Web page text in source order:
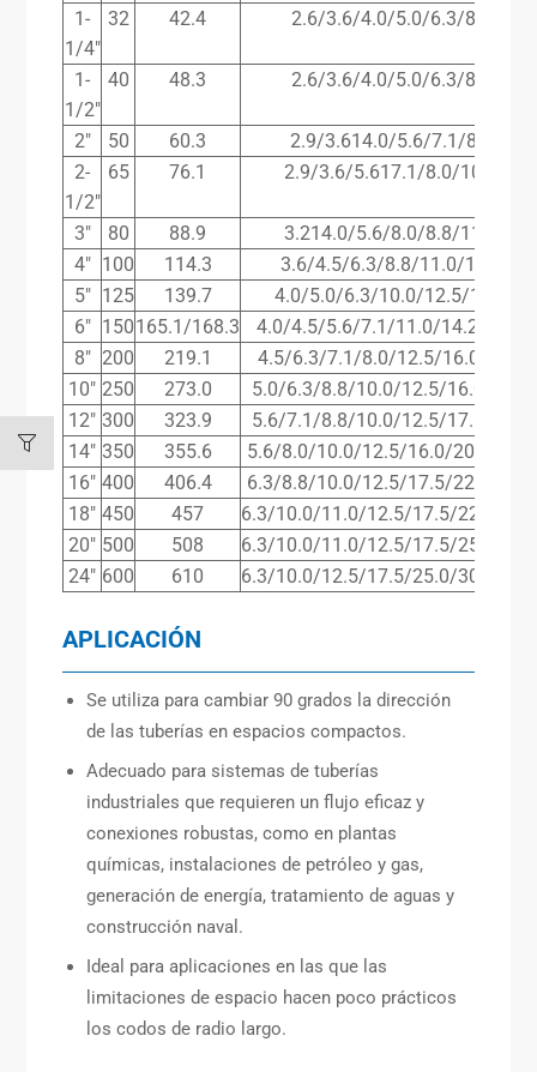
1-
1/4″
32 42.4 2.6/3.6/4.0/5.0/6.3/8.0/10.0
1-
1/2″
40 48.3 2.6/3.6/4.0/5.0/6.3/8.0/10.0
2″ 50 60.3
2.9/3.614.0/5.6/7.1/8.8/11.0
2-
1/2″
65 76.1 2.9/3.6/5.617.1/8.0/10.0/
3″ 80 88.9
3.214.0/5.6/8.0/8.8/11.0/
4″ 100 114.3
3.6/4.5/6.3/8.8/11.0/14.2/
5″ 125 139.7
4.0/5.0/6.3/10.0/12.5/16.0/
6″ 150165.1/168.3
4.0/4.5/5.6/7.1/11.0/14.2/
8″ 200 219.1
4.5/6.3/7.1/8.0/12.5/16.0/17.5/
10″ 250 273.0
5.0/6.3/8.8/10.0/12.5/16.0/
12″ 300 323.9
5.6/7.1/8.8/10.0/12.5/17.5/
14″ 350 355.6
5.6/8.0/10.0/12.5/16.0/20.0/
16″ 400 406.4
6.3/8.8/10.0/12.5/17.5/22.2/
18″ 450 457
6.3/10.0/11.0/12.5/17.5/22.2/
20″ 500 508
6.3/10.0/11.0/12.5/17.5/25.0/
24″ 600 610 6.3/10.0/12.5/17.5/25.0/30.0/
APLICACIÓN
Se utiliza para cambiar 90 grados la dirección
de las tuberías en espacios compactos.
Adecuado para sistemas de tuberías
industriales que requieren un flujo eficaz y
conexiones robustas, como en plantas
químicas, instalaciones de petróleo y gas,
generación de energía, tratamiento de aguas y
construcción naval.
Ideal para aplicaciones en las que las
limitaciones de espacio hacen poco prácticos
los codos de radio largo.